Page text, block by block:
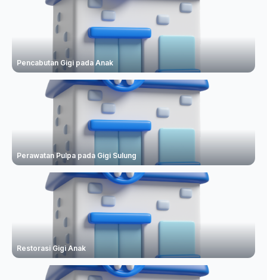
Pencabutan Gigi pada Anak
Perawatan Pulpa pada Gigi Sulung
Restorasi Gigi Anak